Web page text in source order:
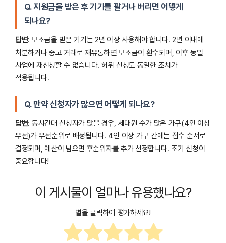
Q. 지원금을 받은 후 기기를 팔거나 버리면 어떻게
되나요?
답변: 보조금을 받은 기기는 2년 이상 사용해야 합니다. 2년 이내에
처분하거나 중고 거래로 재유통하면 보조금이 환수되며, 이후 동일
사업에 재신청할 수 없습니다. 허위 신청도 동일한 조치가
적용됩니다.
Q. 만약 신청자가 많으면 어떻게 되나요?
답변: 동시간대 신청자가 많을 경우, 세대원 수가 많은 가구(4인 이상
우선)가 우선순위로 배정됩니다. 4인 이상 가구 간에는 접수 순서로
결정되며, 예산이 남으면 후순위자를 추가 선정합니다. 조기 신청이
중요합니다!
이 게시물이 얼마나 유용했나요?
별을 클릭하여 평가하세요!